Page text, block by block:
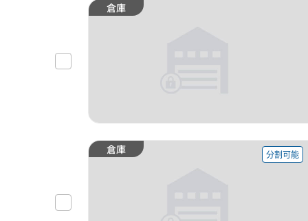
倉庫
倉庫 分割可能